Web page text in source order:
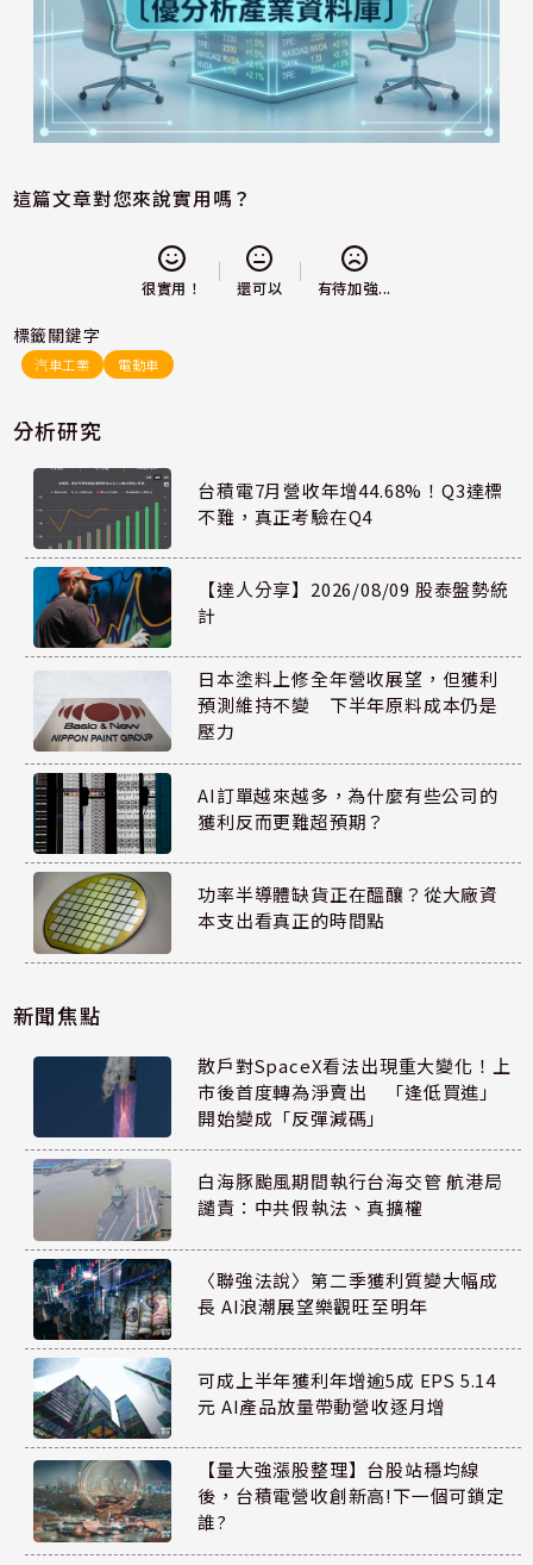
這篇文章對您來說實用嗎？
很實用！ 還可以 有待加強...
標籤關鍵字
汽車工業 電動車
分析研究
台積電7月營收年增44.68%！Q3達標
不難，真正考驗在Q4
【達人分享】2026/08/09 股泰盤勢統
計
日本塗料上修全年營收展望，但獲利
預測維持不變 下半年原料成本仍是
壓力
AI訂單越來越多，為什麼有些公司的
獲利反而更難超預期？
功率半導體缺貨正在醞釀？從大廠資
本支出看真正的時間點
新聞焦點
散戶對SpaceX看法出現重大變化！上
市後首度轉為淨賣出 「逢低買進」
開始變成「反彈減碼」
白海豚颱風期間執行台海交管 航港局
譴責：中共假執法、真擴權
〈聯強法說〉第二季獲利質變大幅成
長 AI浪潮展望樂觀旺至明年
可成上半年獲利年增逾5成 EPS 5.14
元 AI產品放量帶動營收逐月增
【量大強漲股整理】台股站穩均線
後，台積電營收創新高!下一個可鎖定
誰?